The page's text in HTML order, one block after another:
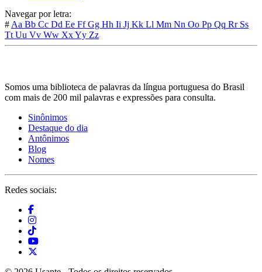
Navegar por letra:
#Aa Bb Cc Dd Ee FfGg Hh Ii Jj Kk Ll Mm Nn Oo Pp Qq Rr Ss
TtUu Vv Ww XxYy Zz
Somos uma biblioteca de palavras da língua portuguesa do Brasil
com mais de 200 mil palavras e expressões para consulta.
Sinônimos
Destaque do dia
Antônimos
Blog
Nomes
Redes sociais: